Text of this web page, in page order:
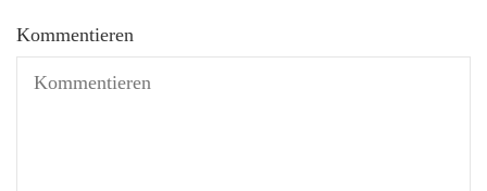
Kommentieren